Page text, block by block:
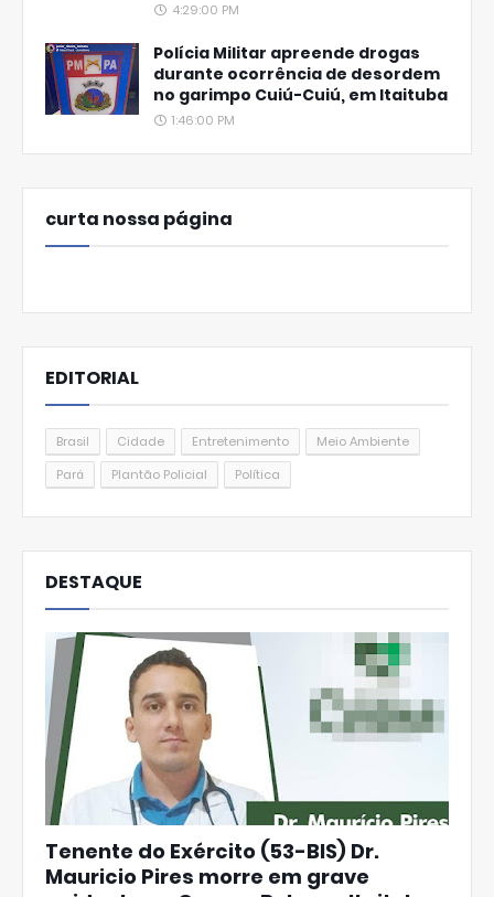
4:29:00 PM
Polícia Militar apreende drogas
durante ocorrência de desordem
no garimpo Cuiú-Cuiú, em Itaituba
1:46:00 PM
curta nossa página
EDITORIAL
Brasil Cidade Entretenimento
Meio Ambiente
Pará
Plantão Policial Política
DESTAQUE
Tenente do Exército (53-BIS) Dr.
Mauricio Pires morre em grave